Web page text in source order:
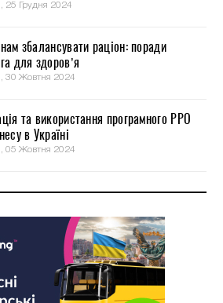
25 Грудня 2024
збалансувати раціон: поради
для здоров’я
30 Жовтня 2024
та використання програмного РРО
в Україні
05 Жовтня 2024